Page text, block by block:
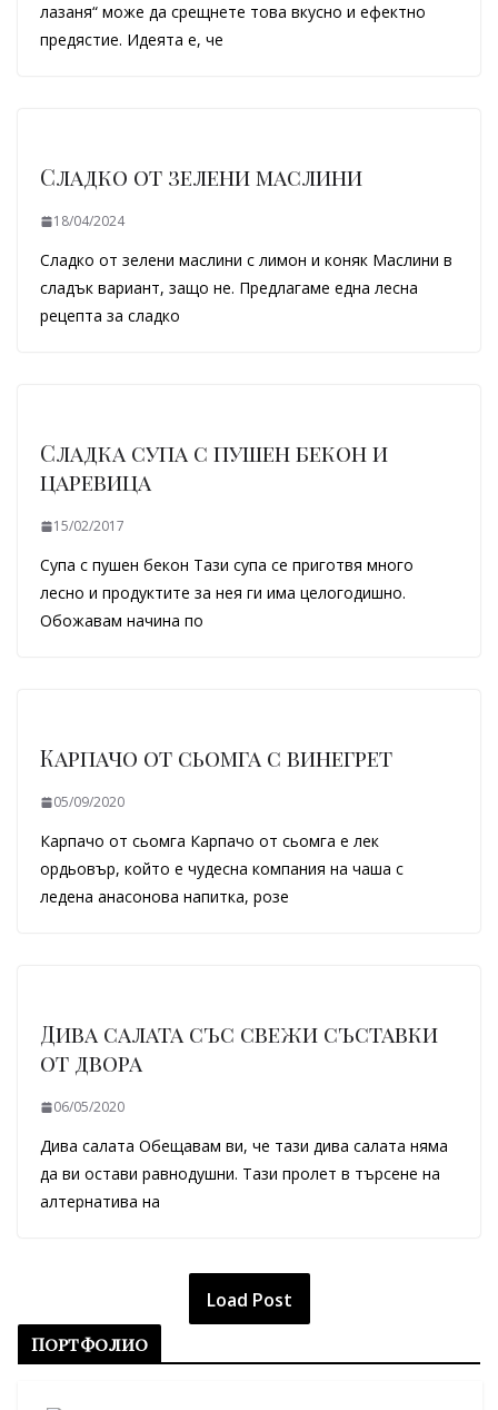
лазаня“ може да срещнете това вкусно и ефектно
предястие. Идеята е, че
Сладко от зелени маслини
18/04/2024
Сладко от зелени маслини с лимон и коняк Маслини в
сладък вариант, защо не. Предлагаме една лесна
рецепта за сладко
Сладка супа с пушен бекон и
царевица
15/02/2017
Супа с пушен бекон Тази супа се приготвя много
лесно и продуктите за нея ги има целогодишно.
Обожавам начина по
Карпачо от сьомга с винегрет
05/09/2020
Карпачо от сьомга Карпачо от сьомга е лек
ордьовър, който е чудесна компания на чаша с
ледена анасонова напитка, розе
Дива салата със свежи съставки
от двора
06/05/2020
Дива салата Обещавам ви, че тази дива салата няма
да ви остави равнодушни. Tази пролет в търсене на
алтернатива на
Load Post
Портфолио